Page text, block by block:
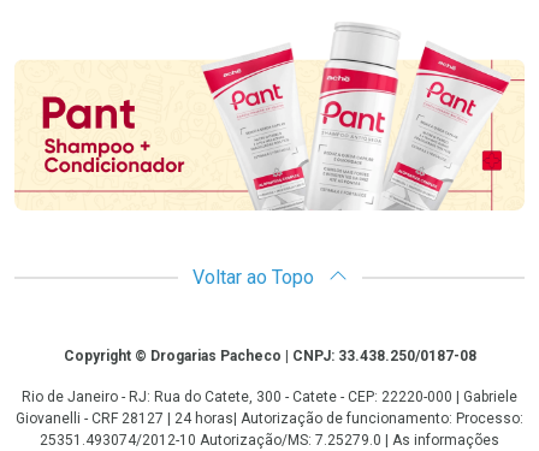
Voltar ao Topo
CopyrightCopyright © Drogarias Pacheco | CNPJ: 33.438.250/0187-08
Rio de Janeiro - RJ: Rua do Catete, 300 - Catete - CEP: 22220-000 | Gabriele
Giovanelli - CRF 28127 | 24 horas| Autorização de funcionamento: Processo:
25351.493074/2012-10 Autorização/MS: 7.25279.0 | As informações